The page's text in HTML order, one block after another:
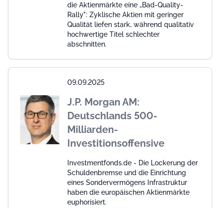
die Aktienmärkte eine „Bad-Quality-
Rally": Zyklische Aktien mit geringer
Qualität liefen stark, während qualitativ
hochwertige Titel schlechter
abschnitten.
09.09.2025
J.P. Morgan AM:
Deutschlands 500-
Milliarden-
Investitionsoffensive
Investmentfonds.de - Die Lockerung der
Schuldenbremse und die Einrichtung
eines Sondervermögens Infrastruktur
haben die europäischen Aktienmärkte
euphorisiert.